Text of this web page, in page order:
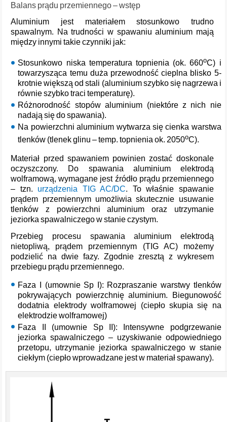
Balans prądu przemiennego – wstęp
Aluminium jest materiałem stosunkowo trudno
spawalnym. Na trudności w spawaniu aluminium mają
między innymi takie czynniki jak:
Stosunkowo niska temperatura topnienia (ok. 660oC) i
towarzysząca temu duża przewodność cieplna blisko 5-
krotnie większą od stali (aluminium szybko się nagrzewa i
równie szybko traci temperaturę).
Różnorodność stopów aluminium (niektóre z nich nie
nadają się do spawania).
Na powierzchni aluminium wytwarza się cienka warstwa
tlenków (tlenek glinu – temp. topnienia ok. 2050oC).
Materiał przed spawaniem powinien zostać doskonale
oczyszczony. Do spawania aluminium elektrodą
wolframową, wymagane jest źródło prądu przemiennego
– tzn. urządzenia TIG AC/DC. To właśnie spawanie
prądem przemiennym umożliwia skutecznie usuwanie
tlenków z powierzchni aluminium oraz utrzymanie
jeziorka spawalniczego w stanie czystym.
Przebieg procesu spawania aluminium elektrodą
nietopliwą, prądem przemiennym (TIG AC) możemy
podzielić na dwie fazy. Zgodnie zresztą z wykresem
przebiegu prądu przemiennego.
Faza I (umownie Sp I): Rozpraszanie warstwy tlenków
pokrywających powierzchnię aluminium. Biegunowość
dodatnia elektrody wolframowej (ciepło skupia się na
elektrodzie wolframowej)
Faza II (umownie Sp II): Intensywne podgrzewanie
jeziorka spawalniczego – uzyskiwanie odpowiedniego
przetopu, utrzymanie jeziorka spawalniczego w stanie
ciekłym (ciepło wprowadzane jest w materiał spawany).